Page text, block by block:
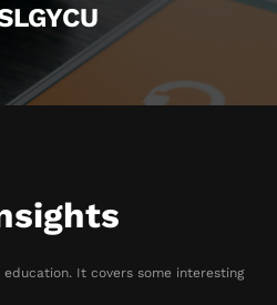
It covers some interesting